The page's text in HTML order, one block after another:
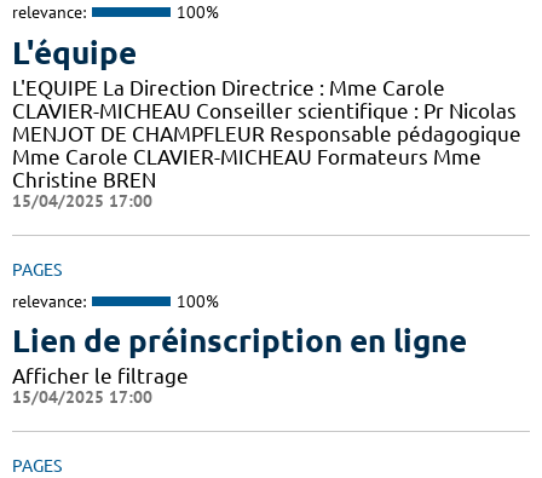
relevance: 100%
L'équipe
L'EQUIPE La Direction Directrice : Mme Carole
CLAVIER-MICHEAU Conseiller scientifique : Pr Nicolas
MENJOT DE CHAMPFLEUR Responsable pédagogique
Mme Carole CLAVIER-MICHEAU Formateurs Mme
Christine BREN
15/04/2025 17:00
PAGES
relevance: 100%
Lien de préinscription en ligne
Afficher le filtrage
15/04/2025 17:00
PAGES